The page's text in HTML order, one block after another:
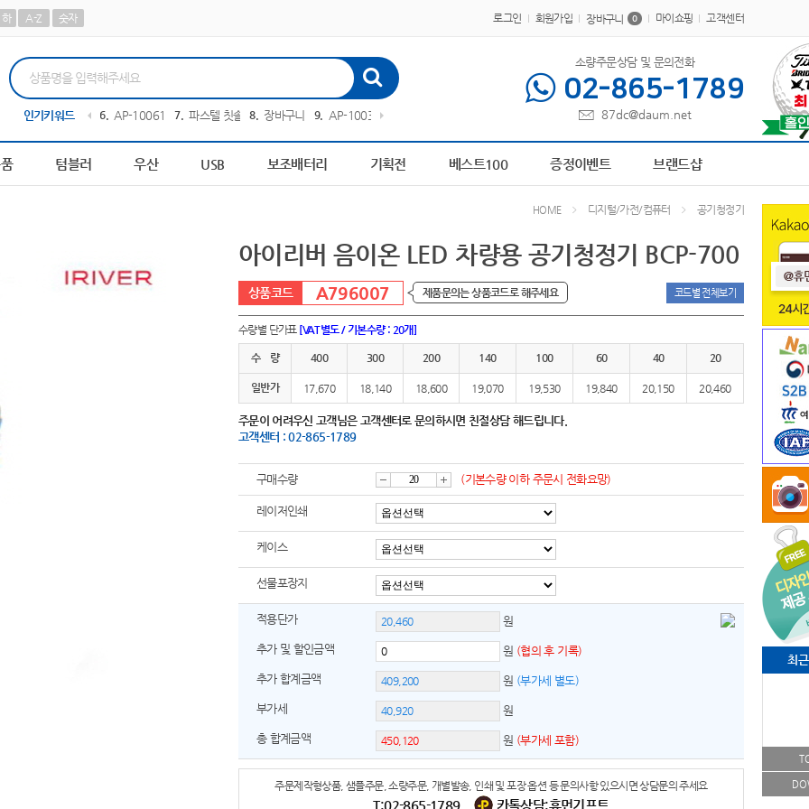
하 A-Z 숫자 로그인 회원가입 장바구니 0 마이쇼핑 고객센터
인기키워드
5 AP-100413 6 AP-100616 7 파스텔 칫솔 8 장바구니 9 AP-100364 AP-1002093 피트 텀블러 4 담요 AP-1004136
소량주문상담 및 문의전화
02-865-1789
87dc@daum.net
텀블러 우산 USB 보조배터리 기획전 베스트100 증정이벤트 브랜드샵
최
HOME 디지털/가전/컴퓨터 공기청정기
아이리버 음이온 LED 차량용 공기청정기 BCP-700
A796007 제품문의는 상품코드로 해주세요 코드별 전체보기
수량별 단가표 [VAT별도 / 기본수량 : 20개]
수 량 400 300 200 140 100 60 40 20
일반가 17,670 18,140 18,600 19,070 19,530 19,840 20,150 20,460
주문이 어려우신 고객님은 고객센터로 문의하시면 친절상담 해드립니다.
고객센터 : 02-865-1789
구매수량
감
소
증
가
(기본수량 이하 주문시 전화요망)
레이저인쇄
케이스
선물포장지
적용단가 원
추가 및 할인금액 원 (협의 후 기록)
추가 합계금액 원 (부가세 별도)
부가세 원
총 합계금액 원 (부가세 포함)
주문제작형상품, 샘플주문, 소량주문, 개별발송, 인쇄 및 포장 옵션 등 문의사항 있으시면 상담문의 주세요
T:02-865-1789 카톡상담:휴먼기프트